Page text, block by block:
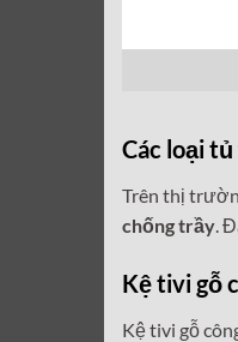
Các loại
Trên thị
chống trầy .
Kệ tivi gỗ
Kệ tivi gỗ